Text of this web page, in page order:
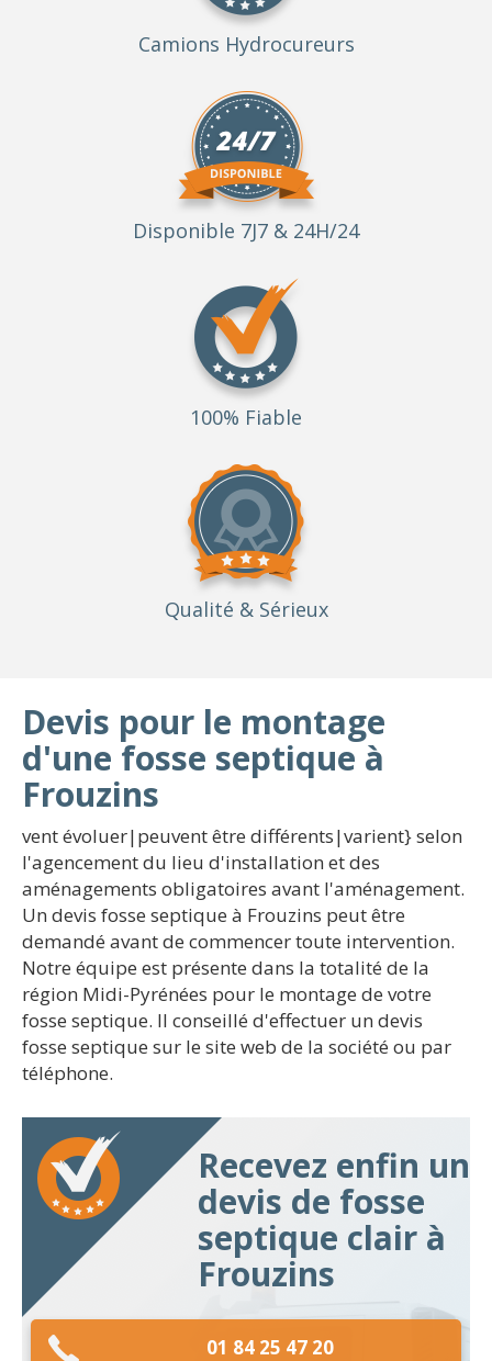
Camions Hydrocureurs
Disponible 7J7 & 24H/24
100% Fiable
Qualité & Sérieux
Devis pour le montage
d'une fosse septique à
Frouzins
vent évoluer|peuvent être différents|varient} selon
l'agencement du lieu d'installation et des
aménagements obligatoires avant l'aménagement.
Un devis fosse septique à Frouzins peut être
demandé avant de commencer toute intervention.
Notre équipe est présente dans la totalité de la
région Midi-Pyrénées pour le montage de votre
fosse septique. Il conseillé d'effectuer un devis
fosse septique sur le site web de la société ou par
téléphone.
Recevez enfin un
devis de fosse
septique clair à
Frouzins
01 84 25 47 20